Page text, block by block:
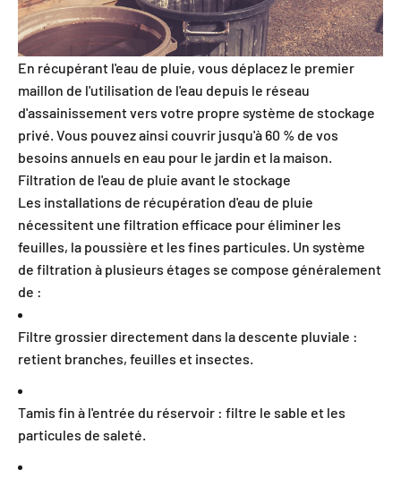
En récupérant l'eau de pluie, vous déplacez le premier
maillon de l'utilisation de l'eau depuis le réseau
d'assainissement vers votre propre système de stockage
privé. Vous pouvez ainsi couvrir jusqu'à 60 % de vos
besoins annuels en eau pour le jardin et la maison.
Filtration de l'eau de pluie avant le stockage
Les installations de récupération d'eau de pluie
nécessitent une filtration efficace pour éliminer les
feuilles, la poussière et les fines particules. Un système
de filtration à plusieurs étages se compose généralement
de :
Filtre grossier directement dans la descente pluviale :
retient branches, feuilles et insectes.
Tamis fin à l'entrée du réservoir : filtre le sable et les
particules de saleté.